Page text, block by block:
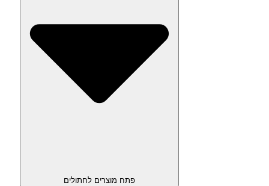
פתח מוצרים לחתולים